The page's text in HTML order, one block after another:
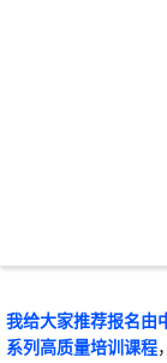
我给大家推荐报名由
系列高质量培训课程